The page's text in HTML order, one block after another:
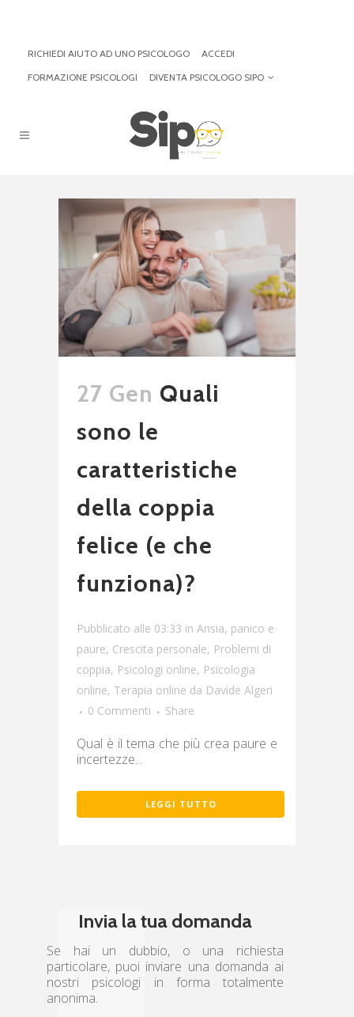
RICHIEDI AIUTO AD UNO PSICOLOGO
ACCEDI
FORMAZIONE PSICOLOGI
DIVENTA PSICOLOGO SIPO
27 Gen Quali
sono le
caratteristiche
della coppia
felice (e che
funziona)?
Pubblicato alle 03:33 in Ansia, panico e
paure, Crescita personale, Problemi di
coppia, Psicologi online, Psicologia
online, Terapia online da Davide Algeri
0 Commenti
Share
Qual è il tema che più crea paure e
incertezze...
LEGGI TUTTO
Invia la tua domanda
Se hai un dubbio, o una richiesta
particolare, puoi inviare una domanda ai
nostri psicologi in forma totalmente
anonima.